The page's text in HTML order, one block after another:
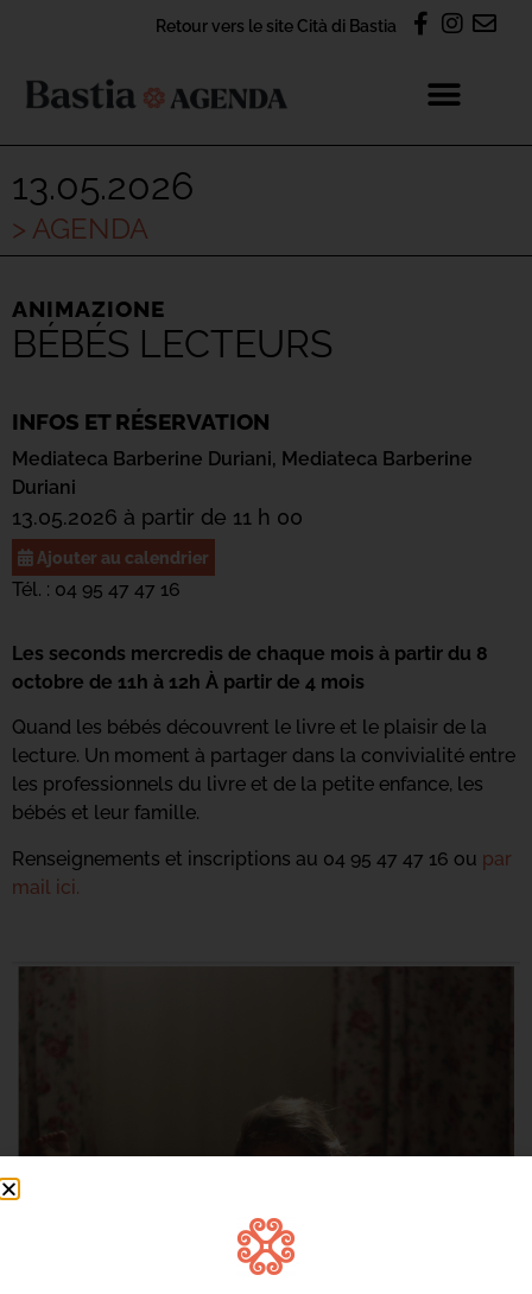
Retour vers le site Cità di Bastia
13.05.2026
> AGENDA
ANIMAZIONE
BÉBÉS LECTEURS
INFOS ET RÉSERVATION
Mediateca Barberine Duriani, Mediateca Barberine
Duriani
13.05.2026 à partir de 11 h 00
Ajouter au calendrier
Tél. : 04 95 47 47 16
Les seconds mercredis de chaque mois à partir du 8
octobre de 11h à 12h À partir de 4 mois
Quand les bébés découvrent le livre et le plaisir de la
lecture. Un moment à partager dans la convivialité entre
les professionnels du livre et de la petite enfance, les
bébés et leur famille.
Renseignements et inscriptions au 04 95 47 47 16 ou par
mail ici.